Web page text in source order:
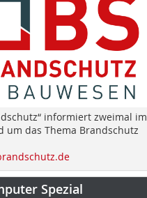
informiert zweimal im
um das Thema Brandschutz
Spezial